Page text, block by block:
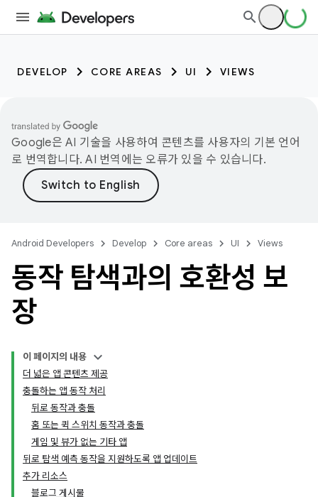
DEVELOP CORE AREAS UI VIEWS
Google은 AI 기술을 사용하여 콘텐츠를 사용자의 기본 언어
로 번역합니다. AI 번역에는 오류가 있을 수 있습니다.
Android Developers Develop Core areas UI Views
동작 탐색과의 호환성 보
장
이 페이지의 내용
더 넓은 앱 콘텐츠 제공
충돌하는 앱 동작 처리
뒤로 동작과 충돌
홈 또는 퀵 스위치 동작과 충돌
게임 및 뷰가 없는 기타 앱
뒤로 탐색 예측 동작을 지원하도록 앱 업데이트
추가 리소스
블로그 게시물